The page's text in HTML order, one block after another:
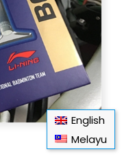
English
Melayu